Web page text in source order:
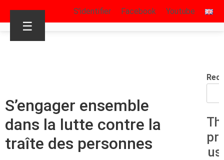
S’identifier Facebook Youtube
☰
S’engager ensemble
dans la lutte contre la
traîte des personnes
us